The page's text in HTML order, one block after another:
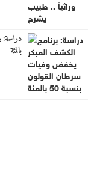
بالمئة